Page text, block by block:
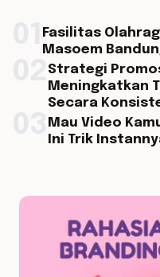
Fasilitas
Masoem
Strategi
Meningkatkan
Secara
Mau Video
Ini Trik